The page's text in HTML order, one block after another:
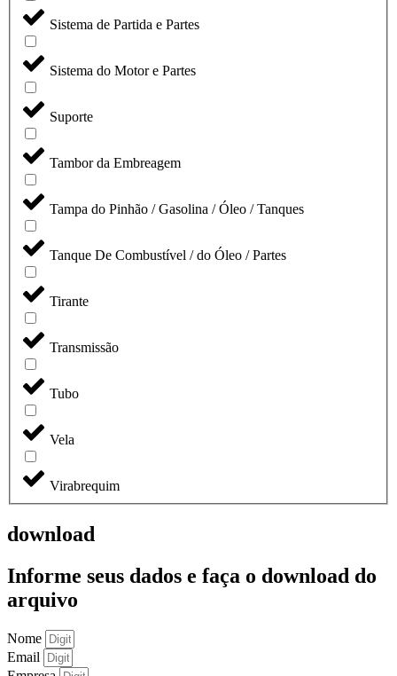
Sistema de Partida e Partes
Sistema do Motor e Partes
Suporte
Tambor da Embreagem
Tampa do Pinhão / Gasolina / Óleo / Tanques
Tanque De Combustível / do Óleo / Partes
Tirante
Transmissão
Tubo
Vela
Virabrequim
download
Informe seus dados e faça o download do
arquivo
Nome
Email